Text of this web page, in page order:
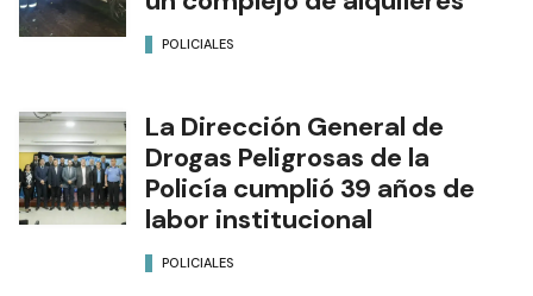
POLICIALES
La Dirección General de
Drogas Peligrosas de la
Policía cumplió 39 años de
labor institucional
POLICIALES